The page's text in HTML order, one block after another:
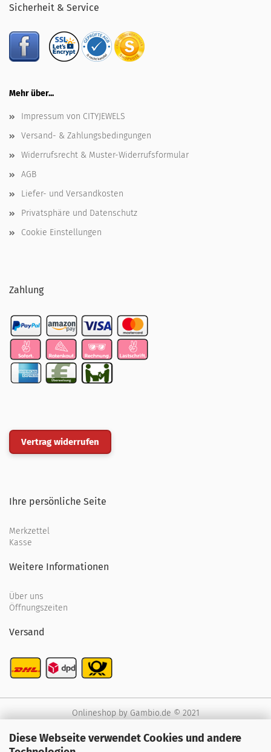
Diese Webseite verwendet Cookies und andere
Sicherheit & Service
Mehr über...
Impressum von CITYJEWELS
Versand- & Zahlungsbedingungen
Widerrufsrecht & Muster-Widerrufsformular
AGB
Liefer- und Versandkosten
Privatsphäre und Datenschutz
Cookie Einstellungen
Zahlung
Vertrag widerrufen
Ihre persönliche Seite
Merkzettel
Kasse
Weitere Informationen
Über uns
Öffnungszeiten
Versand
Onlineshopby Gambio.de © 2021